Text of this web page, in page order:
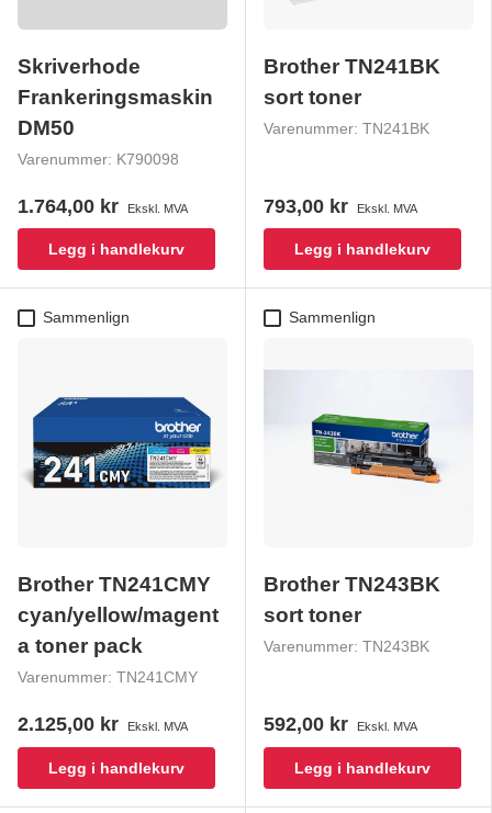
Skriverhode
Frankeringsmaskin
DM50
Varenummer: K790098
1.764,00 kr Ekskl. MVA
Legg i handlekurv
Brother TN241BK
sort toner
Varenummer: TN241BK
793,00 kr Ekskl. MVA
Legg i handlekurv
Sammenlign
Brother TN241CMY
cyan/yellow/magent
a toner pack
Varenummer: TN241CMY
2.125,00 kr Ekskl. MVA
Legg i handlekurv
Sammenlign
Brother TN243BK
sort toner
Varenummer: TN243BK
592,00 kr Ekskl. MVA
Legg i handlekurv